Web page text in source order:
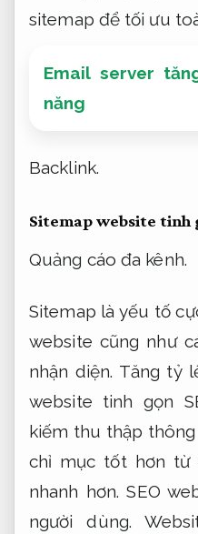
sitemap để tối ưu
Email server
năng
Backlink.
Sitemap website tinh
Quảng cáo đa kênh.
Sitemap là yếu tố
website cũng như
nhận diện. Tăng tỷ
website tinh gọn
kiếm thu thập thông
chỉ mục tốt hơn từ
nhanh hơn.SEO
người dùng.